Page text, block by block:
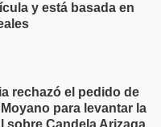
y está basada en
rechazó el pedido de
para levantar la
sobre Candela Arizaga